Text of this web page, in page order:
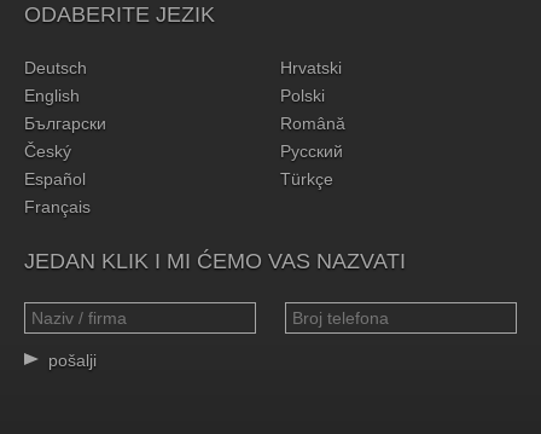
ODABERITE JEZIK
Deutsch
English
Български
Český
Español
Français
Hrvatski
Polski
Română
Русский
Türkçe
JEDAN KLIK I MI ĆEMO VAS NAZVATI
pošalji